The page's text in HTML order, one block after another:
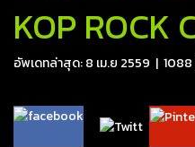
KOP ROCK
อัพเดทล่าสุด: 8 เม.ย 2559 |